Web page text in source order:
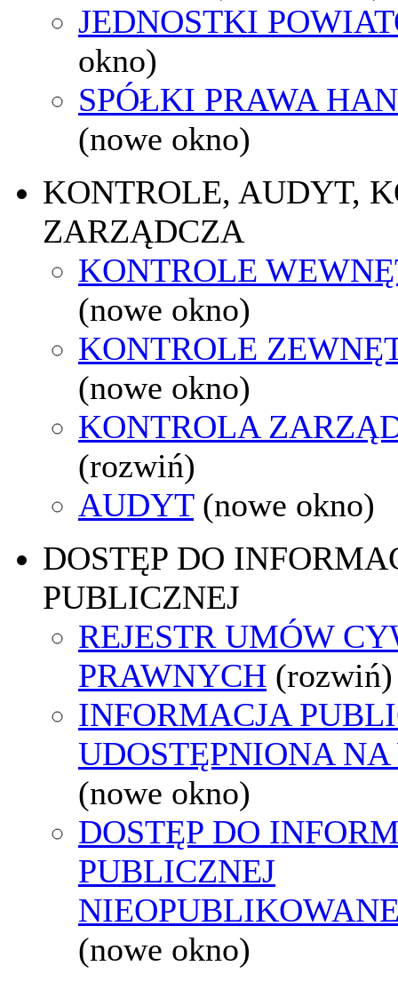
JEDNOSTKI
okno)
SPÓŁKI PRAWA
(nowe okno)
KONTROLE, AUDYT,
ZARZĄDCZA
KONTROLE
(nowe okno)
KONTROLE
(nowe okno)
KONTROLA
(rozwiń)
AUDYT (nowe okno)
DOSTĘP DO
PUBLICZNEJ
REJESTR UMÓW
PRAWNYCH (rozwiń)
INFORMACJA
UDOSTĘPNIONA
(nowe okno)
DOSTĘP DO
PUBLICZNEJ
(nowe okno)